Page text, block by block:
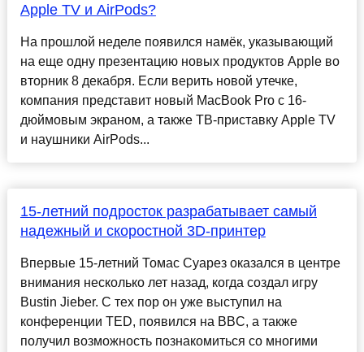
Apple TV и AirPods?
На прошлой неделе появился намёк, указывающий
на еще одну презентацию новых продуктов Apple во
вторник 8 декабря. Если верить новой утечке,
компания представит новый MacBook Pro с 16-
дюймовым экраном, а также ТВ-приставку Apple TV
и наушники AirPods...
15-летний подросток разрабатывает самый
надежный и скоростной 3D-принтер
Впервые 15-летний Томас Суарез оказался в центре
внимания несколько лет назад, когда создал игру
Bustin Jieber. С тех пор он уже выступил на
конференции TED, появился на BBC, а также
получил возможность познакомиться со многими